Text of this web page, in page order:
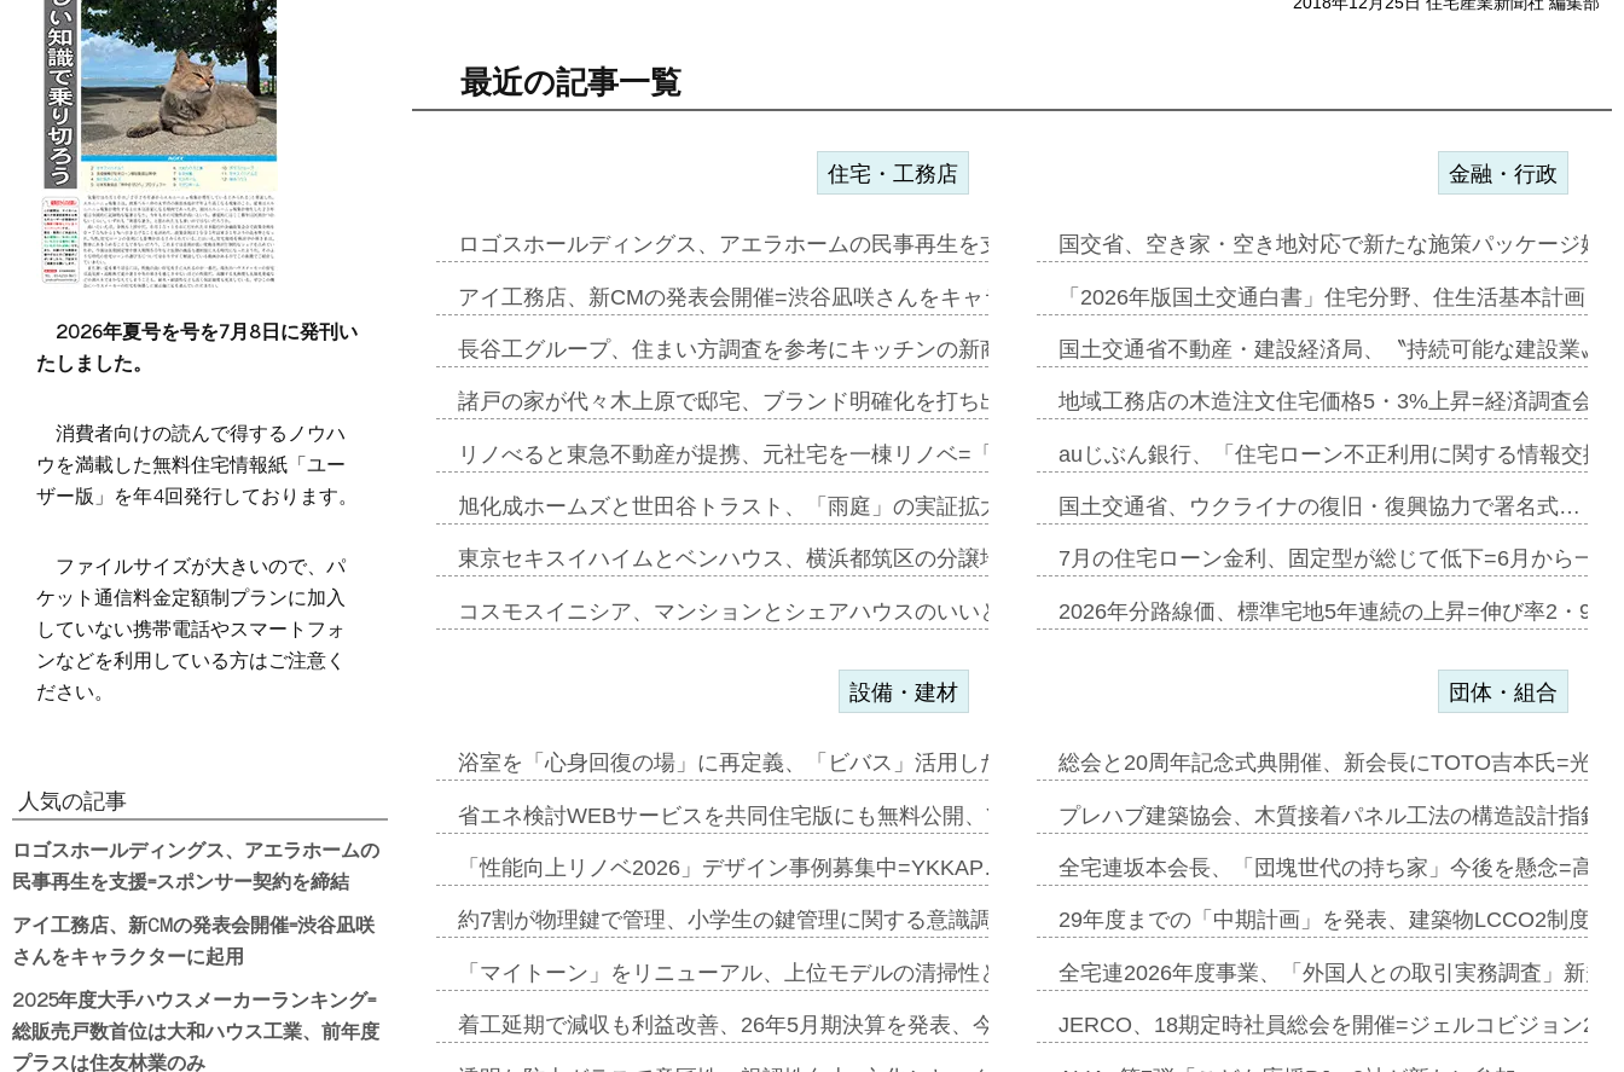
最近の記事一覧
住宅・工務店
ロゴスホールディングス、アエラホームの民事再生を支援=スポンサー契約…
アイ工務店、新CMの発表会開催=渋谷凪咲さんをキャラクターに起用…
長谷工グループ、住まい方調査を参考にキッチンの新商品=「ファミーレキ…
諸戸の家が代々木上原で邸宅、ブランド明確化を打ち出す=年内にも城南エ…
リノべると東急不動産が提携、元社宅を一棟リノベ=「職住遊」融合型の賃…
旭化成ホームズと世田谷トラスト、「雨庭」の実証拡大へ=ガーデンカフェ…
東京セキスイハイムとベンハウス、横浜都筑区の分譲地開発で初協業=お互…
コスモスイニシア、マンションとシェアハウスのいいとこどりのコリビング…
金融・行政
国交省、空き家・空き地対応で新たな施策パッケージ始
「2026年版国土交通白書」住宅分野、住生活基本計画
国土交通省不動産・建設経済局、〝持続可能な建設業〟
地域工務店の木造注文住宅価格5・3%上昇=経済調査会
auじぶん銀行、「住宅ローン不正利用に関する情報交換
国土交通省、ウクライナの復旧・復興協力で署名式…
7月の住宅ローン金利、固定型が総じて低下=6月から一
2026年分路線価、標準宅地5年連続の上昇=伸び率2・
設備・建材
浴室を「心身回復の場」に再定義、「ビバス」活用した新入浴法を提案=P…
省エネ検討WEBサービスを共同住宅版にも無料公開、YKKAPとワンビ…
「性能向上リノベ2026」デザイン事例募集中=YKKAP…
約7割が物理鍵で管理、小学生の鍵管理に関する意識調査=Nature…
「マイトーン」をリニューアル、上位モデルの清掃性と安全性追加=リンナ…
着工延期で減収も利益改善、26年5月期決算を発表、今期は増収見込む=…
団体・組合
総会と20周年記念式典開催、新会長にTOTO吉本氏=光
プレハブ建築協会、木質接着パネル工法の構造設計指針
全宅連坂本会長、「団塊世代の持ち家」今後を懸念=高
29年度までの「中期計画」を発表、建築物LCCO2制度
全宅連2026年度事業、「外国人との取引実務調査」新規
JERCO、18期定時社員総会を開催=ジェルコビジョン
2026年夏号を号を7月8日に発刊い
たしました。
消費者向けの読んで得するノウハ
ウを満載した無料住宅情報紙「ユー
ザー版」を年4回発行しております。
ファイルサイズが大きいので、パ
ケット通信料金定額制プランに加入
していない携帯電話やスマートフォ
ンなどを利用している方はご注意く
ださい。
人気の記事
ロゴスホールディングス、アエラホームの
民事再生を支援=スポンサー契約を締結
アイ工務店、新CMの発表会開催=渋谷凪咲
さんをキャラクターに起用
2025年度大手ハウスメーカーランキング=
総販売戸数首位は大和ハウス工業、前年度
プラスは住友林業のみ